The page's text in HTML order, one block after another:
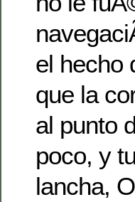
el hecho
que la
al punto
poco, y
lancha,